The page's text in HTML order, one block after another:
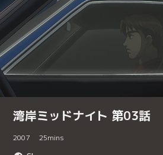
湾岸ミッドナイト 第03話
2007 25mins